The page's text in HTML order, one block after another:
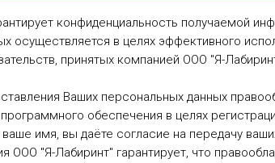
конфиденциальность получаемой
осуществляется в целях эффективного
принятых компанией ООО "Я-
Ваших персональных данных
обеспечения в целях
имя, вы даёте согласие на передачу
ООО "Я-Лабиринт" гарантирует, что